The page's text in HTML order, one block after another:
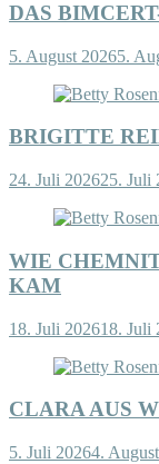
DAS
5. August 20265.
BRIGITTE
24. Juli 202625. Juli
WIE
KAM
18. Juli 202618. Juli
CLARA AUS
5. Juli 20264.